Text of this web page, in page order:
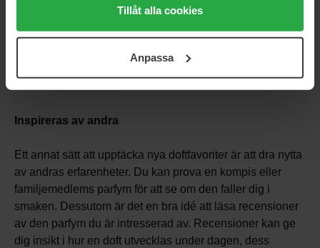
alla cookies, medan du under "Detaljer" kan anpassa
användningen av cookies. Du kan när som helst återkalla
samt vår Integritetspolicy.
Tillåt alla cookies
Anpassa
Inspireras av andra
Ett annat sätt att upptäcka nya doftfavoriter är att dra nytta
av andras erfarenheter. Du kan prova en kompis eller
familjemedlems parfym för att se om den faller dig i
smaken. Dessutom är det en bra idé att läsa recensioner
av den parfym du är intresserad av. Recensioner kan ge
dig insikt i hur en doft utvecklas under dagen, dess